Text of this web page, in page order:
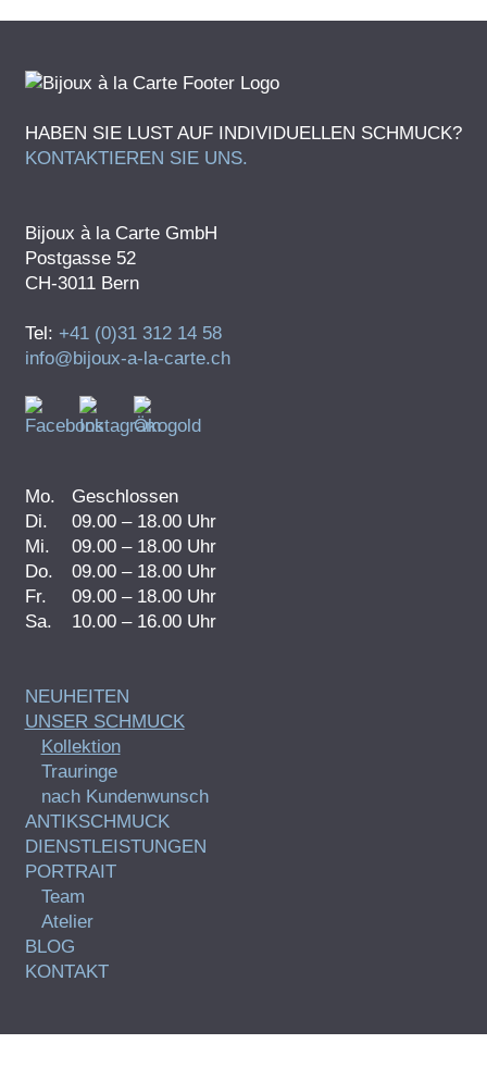
HABEN SIE LUST AUF INDIVIDUELLEN SCHMUCK?
KONTAKTIEREN SIE UNS.
Bijoux à la Carte GmbH
Postgasse 52
CH-3011 Bern
Tel: +41 (0)31 312 14 58
info@bijoux-a-la-carte.ch
Mo.
Geschlossen
Di.
09.00 – 18.00 Uhr
Mi.
09.00 – 18.00 Uhr
Do.
09.00 – 18.00 Uhr
Fr.
09.00 – 18.00 Uhr
Sa.
10.00 – 16.00 Uhr
NEUHEITEN
UNSER SCHMUCK
Kollektion
Trauringe
nach Kundenwunsch
ANTIKSCHMUCK
DIENSTLEISTUNGEN
PORTRAIT
Team
Atelier
BLOG
KONTAKT